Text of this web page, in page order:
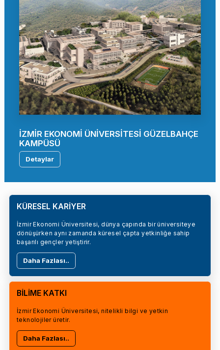
İZMİR EKONOMİ ÜNİVERSİTESİ GÜZELBAHÇE
KAMPÜSÜ
Detaylar
KÜRESEL KARİYER
İzmir Ekonomi Üniversitesi, dünya çapında bir üniversiteye
dönüşürken aynı zamanda küresel çapta yetkinliğe sahip
başarılı gençler yetiştirir.
Daha Fazlası..
BİLİME KATKI
İzmir Ekonomi Üniversitesi, nitelikli bilgi ve yetkin
teknolojiler üretir.
Daha Fazlası..